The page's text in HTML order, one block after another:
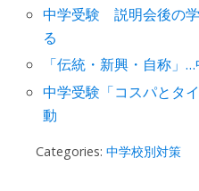
中学受験 説明会後の
る
「伝統・新興・自称
中学受験「コスパとタ
動
Categories: 中学校別対策